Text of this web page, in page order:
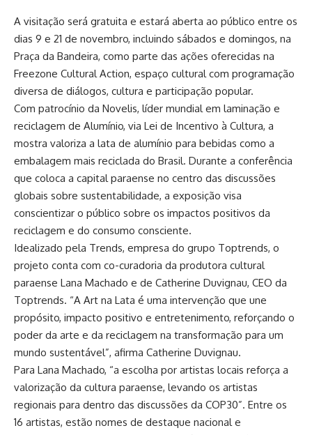
A visitação será gratuita e estará aberta ao público entre os
dias 9 e 21 de novembro, incluindo sábados e domingos, na
Praça da Bandeira, como parte das ações oferecidas na
Freezone Cultural Action, espaço cultural com programação
diversa de diálogos, cultura e participação popular.
Com patrocínio da Novelis, líder mundial em laminação e
reciclagem de Alumínio, via Lei de Incentivo à Cultura, a
mostra valoriza a lata de alumínio para bebidas como a
embalagem mais reciclada do Brasil. Durante a conferência
que coloca a capital paraense no centro das discussões
globais sobre sustentabilidade, a exposição visa
conscientizar o público sobre os impactos positivos da
reciclagem e do consumo consciente.
Idealizado pela Trends, empresa do grupo Toptrends, o
projeto conta com co-curadoria da produtora cultural
paraense Lana Machado e de Catherine Duvignau, CEO da
Toptrends. “A Art na Lata é uma intervenção que une
propósito, impacto positivo e entretenimento, reforçando o
poder da arte e da reciclagem na transformação para um
mundo sustentável”, afirma Catherine Duvignau.
Para Lana Machado, “a escolha por artistas locais reforça a
valorização da cultura paraense, levando os artistas
regionais para dentro das discussões da COP30”. Entre os
16 artistas, estão nomes de destaque nacional e